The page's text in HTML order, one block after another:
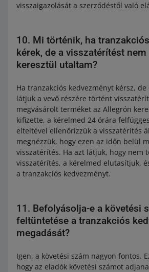
visszaigazolását a szerződéstől való
10. Mi történik, ha
kérek, de a visszatérítést
keresztül utaltam?
Ha tranzakciós kedvezményt kérsz,
látjuk a vevő részére történt
megvásárolt terméket az Allegrón
kifizette, a kérelmed 24 órára
elteltével ellenőrizzük a visszatérítés
megnézzük, hogy ezen az időn belül
visszatérítés. Ha azt látjuk, hogy nem
visszatérítés, a kérelmed elutasítjuk,
a tranzakciós kedvezményt.
11. Befolyásolja-e a követési
feltüntetése a tranzakciós
megadását?
Igen, a követési szám nagyon fontos.
hogy az eladók követési számot